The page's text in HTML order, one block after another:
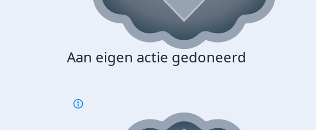
Aan eigen actie gedoneerd